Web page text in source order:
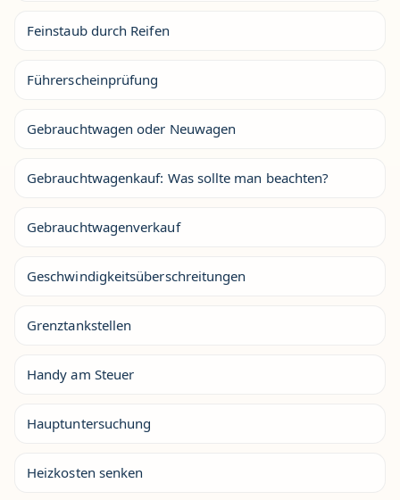
Feinstaub durch Reifen
Führerscheinprüfung
Gebrauchtwagen oder Neuwagen
Gebrauchtwagenkauf: Was sollte man beachten?
Gebrauchtwagenverkauf
Geschwindigkeitsüberschreitungen
Grenztankstellen
Handy am Steuer
Hauptuntersuchung
Heizkosten senken